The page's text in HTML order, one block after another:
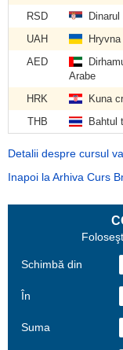
RSD
Dinarul
UAH
Hryvna
AED
Arabe
HRK Kuna
THB
Bahtul
Detalii despre cursul
Inapoi la Arhiva Curs
Schimbă din
În
Suma